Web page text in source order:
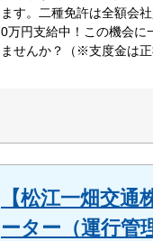
ます。二種免許は全額会
0万円支給中！この機会に
ませんか？（※支度金は正
【松江一畑交
ーター（運行管